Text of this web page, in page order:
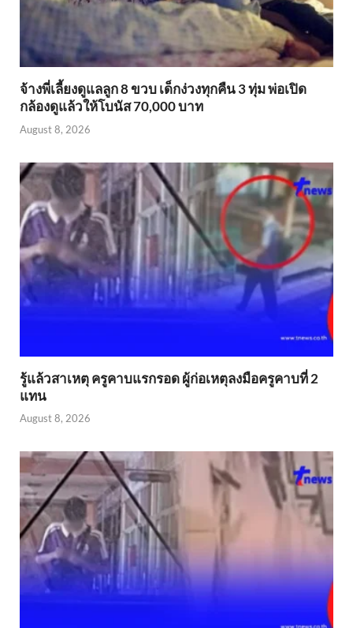
จ้างพี่เลี้ยงดูแลลูก 8 ขวบ เด็กง่วงทุกคืน 3 ทุ่ม พ่อเปิด
กล้องดูแล้วให้โบนัส 70,000 บาท
August 8, 2026
รู้แล้วสาเหตุ ครูคาบแรกรอด ผู้ก่อเหตุลงมือครูคาบที่ 2
แทน
August 8, 2026